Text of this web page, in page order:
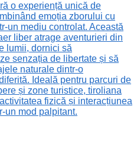
o experiență unică de
emoția zborului cu
un mediu controlat. Această
liber atrage aventurieri din
lumii, dornici să
senzația de libertate și să
naturale dintr-o
Ideală pentru parcuri de
și zone turistice, tiroliana
fizică și interacțiunea
un mod palpitant.